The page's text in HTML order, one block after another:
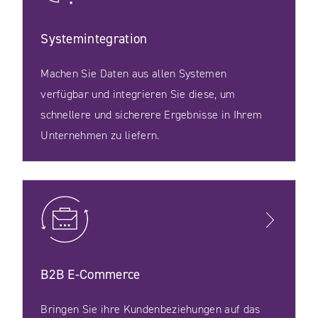
Systemintegration
Machen Sie Daten aus allen Systemen
verfügbar und integrieren Sie diese, um
schnellere und sicherere Ergebnisse in Ihrem
Unternehmen zu liefern.
B2B E‑Commerce
Bringen Sie ihre Kundenbeziehungen auf das